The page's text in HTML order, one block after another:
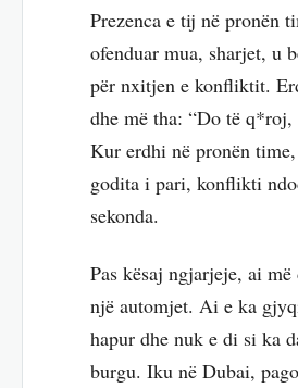
Prezenca e tij në pronën
ofenduar mua, sharjet, u
për nxitjen e konfliktit.
dhe më tha: “Do të q*roj,
Kur erdhi në pronën
godita i pari, konflikti
sekonda.
Pas kësaj ngjarjeje, ai
një automjet. Ai e ka
hapur dhe nuk e di si ka
burgu. Iku në Dubai,